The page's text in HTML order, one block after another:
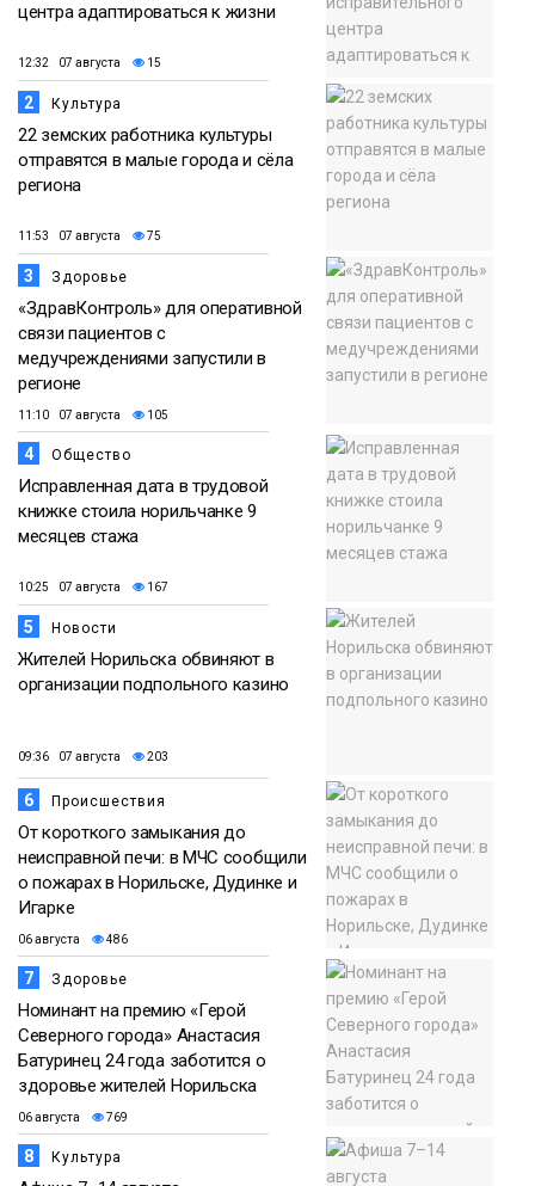
центра адаптироваться к жизни
12:32 07 августа 15
2 Культура
22 земских работника культуры
отправятся в малые города и сёла
региона
11:53 07 августа 75
3 Здоровье
«ЗдравКонтроль» для оперативной
связи пациентов с
медучреждениями запустили в
регионе
11:10 07 августа 105
4 Общество
Исправленная дата в трудовой
книжке стоила норильчанке 9
месяцев стажа
10:25 07 августа 167
5 Новости
Жителей Норильска обвиняют в
организации подпольного казино
09:36 07 августа 203
6 Происшествия
От короткого замыкания до
неисправной печи: в МЧС сообщили
о пожарах в Норильске, Дудинке и
Игарке
06 августа 486
7 Здоровье
Номинант на премию «Герой
Северного города» Анастасия
Батуринец 24 года заботится о
здоровье жителей Норильска
06 августа 769
8 Культура